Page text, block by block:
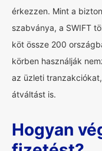
érkezzen. Mint a
szabványa, a SWIFT
köt össze 200
körben használják
az üzleti
átváltást is.
Hogyan